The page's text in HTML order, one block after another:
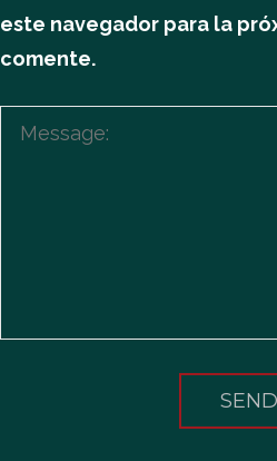
este navegador para la
comente.